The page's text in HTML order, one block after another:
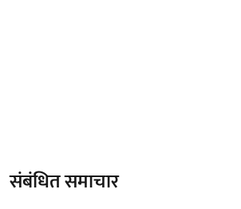
संबंधित समाचार